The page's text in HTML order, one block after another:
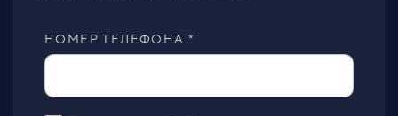
НОМЕР ТЕЛЕФОНА *